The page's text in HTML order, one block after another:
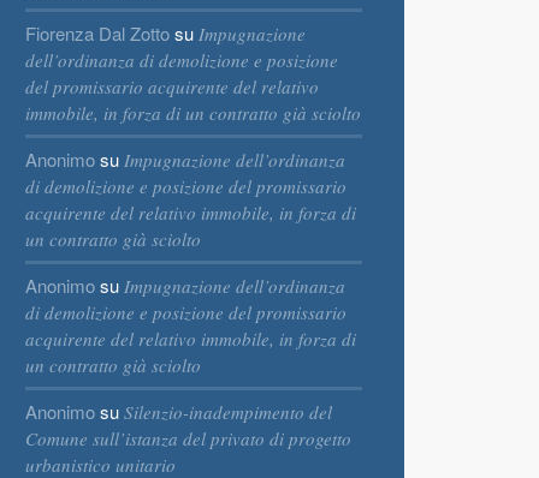
Fiorenza Dal Zottosu Impugnazione
dell’ordinanza di demolizione e posizione
del promissario acquirente del relativo
immobile, in forza di un contratto già sciolto
Anonimosu Impugnazione dell’ordinanza
di demolizione e posizione del promissario
acquirente del relativo immobile, in forza di
un contratto già sciolto
Anonimosu Impugnazione dell’ordinanza
di demolizione e posizione del promissario
acquirente del relativo immobile, in forza di
un contratto già sciolto
Anonimosu Silenzio-inadempimento del
Comune sull’istanza del privato di progetto
urbanistico unitario